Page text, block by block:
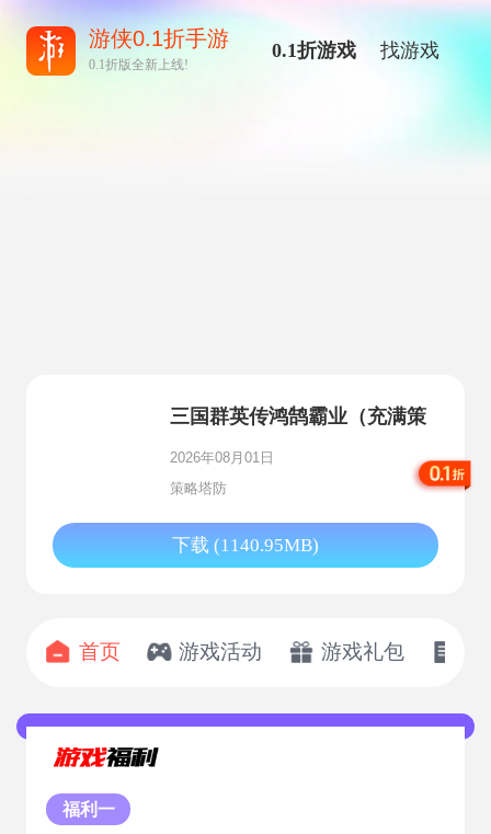
游侠0.1折手游
0.1折版全新上线!
0.1折游戏 找游戏
三国群英传鸿鹄霸业（充满策
略气息的三国世界）
2026年08月01日
策略塔防
下载 (1140.95MB)
首页 游戏活动 游戏礼包
福利一